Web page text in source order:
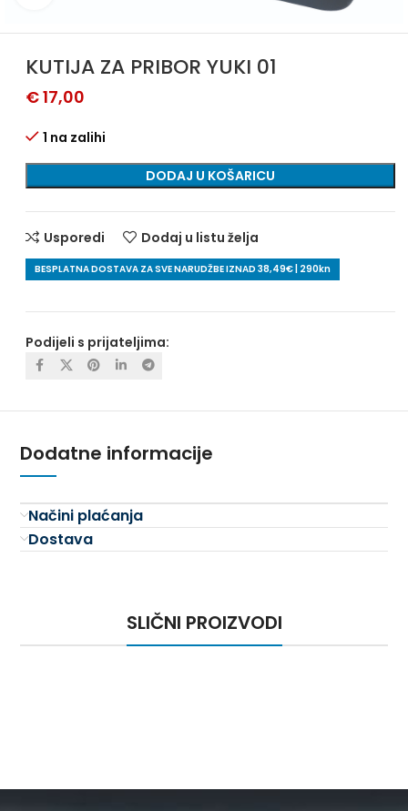
KUTIJA ZA PRIBOR YUKI 01
€17,00
1 na zalihi
DODAJ U KOŠARICU
Usporedi Dodaj u listu želja
BESPLATNA DOSTAVA ZA SVE NARUDŽBE IZNAD 38,49€ | 290kn
Podijeli s prijateljima:
Dodatne informacije
Načini plaćanja
Dostava
SLIČNI PROIZVODI